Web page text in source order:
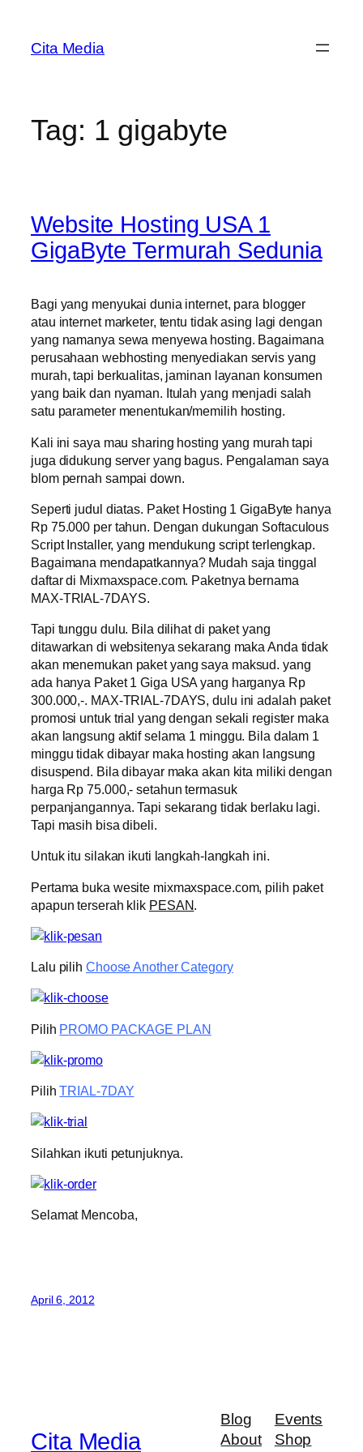
content
Cita Media
Tag: 1 gigabyte
Website Hosting USA 1
GigaByte Termurah Sedunia
Bagi yang menyukai dunia internet, para blogger
atau internet marketer, tentu tidak asing lagi dengan
yang namanya sewa menyewa hosting. Bagaimana
perusahaan webhosting menyediakan servis yang
murah, tapi berkualitas, jaminan layanan konsumen
yang baik dan nyaman. Itulah yang menjadi salah
satu parameter menentukan/memilih hosting.
Kali ini saya mau sharing hosting yang murah tapi
juga didukung server yang bagus. Pengalaman saya
blom pernah sampai down.
Seperti judul diatas. Paket Hosting 1 GigaByte hanya
Rp 75.000 per tahun. Dengan dukungan Softaculous
Script Installer, yang mendukung script terlengkap.
Bagaimana mendapatkannya? Mudah saja tinggal
daftar di Mixmaxspace.com. Paketnya bernama
MAX-TRIAL-7DAYS.
Tapi tunggu dulu. Bila dilihat di paket yang
ditawarkan di websitenya sekarang maka Anda tidak
akan menemukan paket yang saya maksud. yang
ada hanya Paket 1 Giga USA yang harganya Rp
300.000,-. MAX-TRIAL-7DAYS, dulu ini adalah paket
promosi untuk trial yang dengan sekali register maka
akan langsung aktif selama 1 minggu. Bila dalam 1
minggu tidak dibayar maka hosting akan langsung
disuspend. Bila dibayar maka akan kita miliki dengan
harga Rp 75.000,- setahun termasuk
perpanjangannya. Tapi sekarang tidak berlaku lagi.
Tapi masih bisa dibeli.
Untuk itu silakan ikuti langkah-langkah ini.
Pertama buka wesite mixmaxspace.com, pilih paket
apapun terserah klik PESAN.
Lalu pilih Choose Another Category
Pilih PROMO PACKAGE PLAN
PilihTRIAL-7DAY
Silahkan ikuti petunjuknya.
Selamat Mencoba,
April 6, 2012
Cita Media
Blog
About
Events
Shop